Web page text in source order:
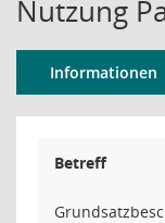
Nutzung
Informationen
Betreff